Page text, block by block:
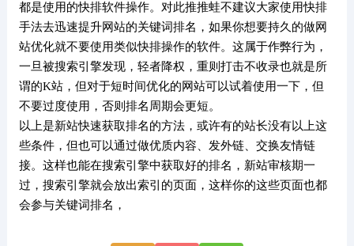
都是使用的快排软件操作。对此推推蛙不建议大家使用快排
手法去迅速提升网站的关键词排名，如果你想要持久的做网
站优化就不要使用类似快排操作的软件。这属于作弊行为，
一旦被搜索引擎发现，轻者降权，重则打击不收录也就是所
谓的K站，但对于短时间优化的网站可以试着使用一下，但
不要过度使用，否则排名周期会更短。
以上是新站快速获取排名的方法，或许有的站长没有以上这
些条件，但也可以通过做优质内容、发外链、交换友情链
接。这样也能在搜索引擎中获取好的排名，新站审核期一
过，搜索引擎就会放出索引的页面，这样你的这些页面也都
会参与关键词排名，